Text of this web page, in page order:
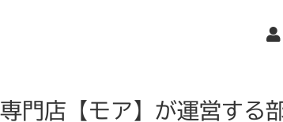
門店【モア】が運営する